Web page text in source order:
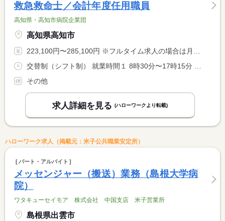
救急救命士／会計年度任用職員
高知県・高知市病院企業団
高知県高知市
223,100円〜285,100円 ※フルタイム求人の場合は月額（換算額）、パート求人の場合は時間額を表示しています。
その他
求人詳細を見る (ハローワークより転載)
ハローワーク求人（掲載元：米子公共職業安定所）
パート・アルバイト
メッセンジャー（搬送）業務（島根大学病
院）
ワタキューセイモア 株式会社 中国支店 米子営業所
島根県出雲市